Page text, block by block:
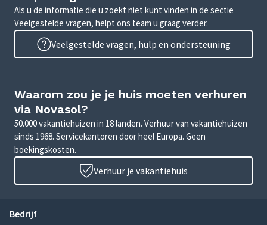
Als u de informatie die u zoekt niet kunt vinden in de sectie
Veelgestelde vragen, helpt ons team u graag verder.
Veelgestelde vragen, hulp en ondersteuning
Waarom zou je je huis moeten verhuren
via Novasol?
50.000 vakantiehuizen in 18 landen. Verhuur van vakantiehuizen
sinds 1968. Servicekantoren door heel Europa. Geen
boekingskosten.
Verhuur je vakantiehuis
Bedrijf